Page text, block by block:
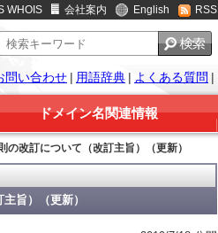
WHOIS 会社案内 English RSS
問い合わせ | 用語辞典 | よくある質問 |
ドメイン名関連情報
改訂について（改訂主旨）（更新）
旨）（更新）